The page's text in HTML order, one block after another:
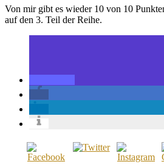
Von mir gibt es wieder 10 von 10
auf den 3. Teil der Reihe.